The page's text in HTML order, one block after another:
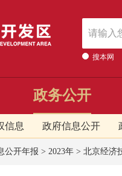
搜本网
政务公开
信息 政府信息公开
公开年报 > 2023年 > 北京经济